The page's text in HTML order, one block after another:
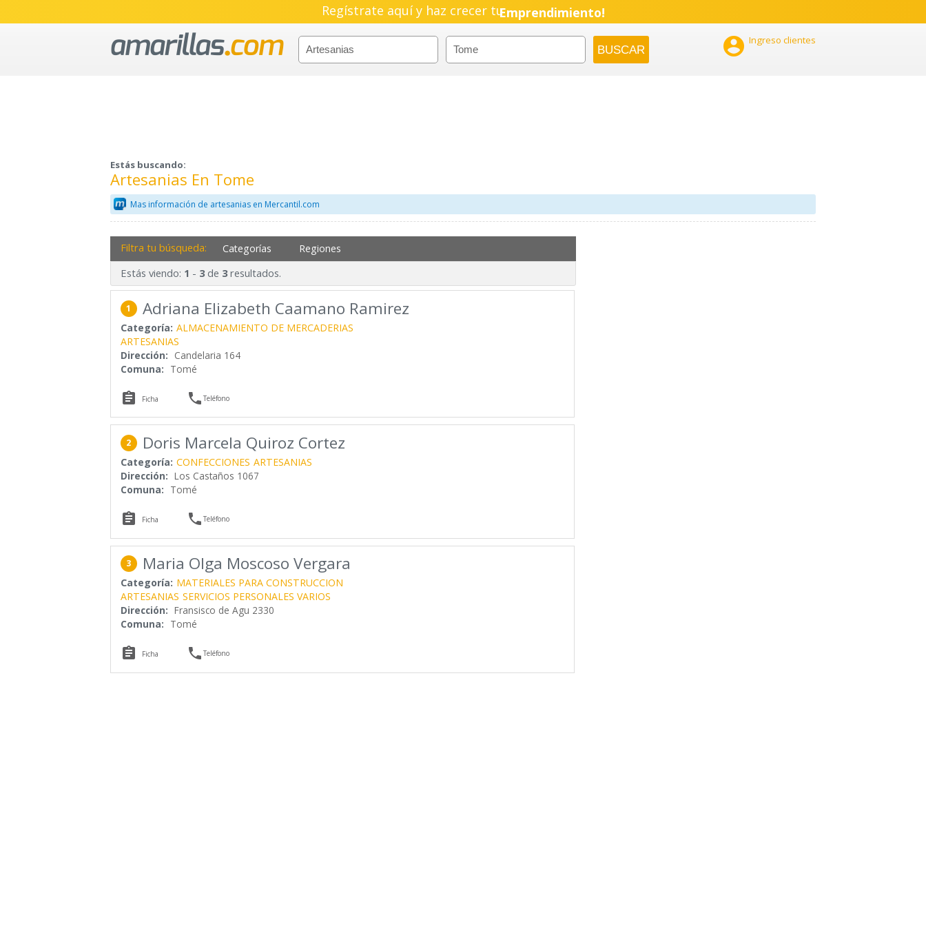
Regístrate aquí y haz crecer tuEmprendimiento!
 Ingreso clientes
Estás buscando:
Artesanias En Tome
Mas información de artesanias en Mercantil.com
Filtra tu búsqueda: Categorías Regiones
Estás viendo: 1 - 3de 3resultados.
1 Adriana Elizabeth Caamano Ramirez
Categoría: ALMACENAMIENTO DE MERCADERIAS
ARTESANIAS
Dirección: Candelaria 164
Comuna: Tomé
 Ficha Teléfono
2 Doris Marcela Quiroz Cortez
Categoría: CONFECCIONES ARTESANIAS
Dirección: Los Castaños 1067
Comuna: Tomé
 Ficha Teléfono
3 Maria Olga Moscoso Vergara
Categoría: MATERIALES PARA CONSTRUCCION
ARTESANIAS SERVICIOS PERSONALES VARIOS
Dirección: Fransisco de Agu 2330
Comuna: Tomé
 Ficha Teléfono